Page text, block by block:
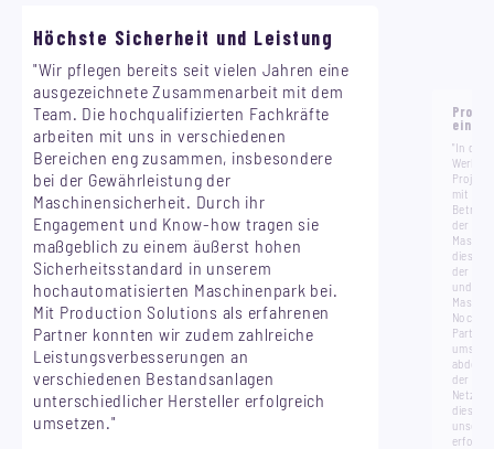
Höchste Sicherheit und Leistung
"Wir pflegen bereits seit vielen Jahren eine
ausgezeichnete Zusammenarbeit mit dem
Team. Die hochqualifizierten Fachkräfte
arbeiten mit uns in verschiedenen
Bereichen eng zusammen, insbesondere
bei der Gewährleistung der
Maschinensicherheit. Durch ihr
Engagement und Know-how tragen sie
maßgeblich zu einem äußerst hohen
Sicherheitsstandard in unserem
hochautomatisierten Maschinenpark bei.
Mit Production Solutions als erfahrenen
Partner konnten wir zudem zahlreiche
Leistungsverbesserungen an
verschiedenen Bestandsanlagen
unterschiedlicher Hersteller erfolgreich
umsetzen."
einer
"In den
Werk
mit der
der
diesem
der mit
und
Noch
Partner
der
dies
unsere